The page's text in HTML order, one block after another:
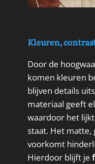
Kleuren,
Door de
komen kleuren
blijven details
materiaal geeft
waardoor het
staat. Het matte,
voorkomt
Hierdoor blijft je